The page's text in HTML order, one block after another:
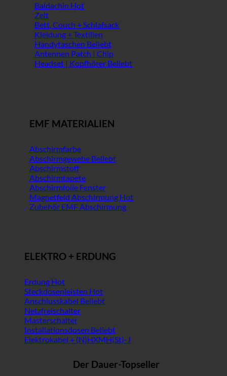
Baldachin
Zelt
Bett, Couch + Schlafsack
Kleidung + Textilien
Handytaschen
Antennen Patch | Chip
Headset | Kopfhörer
EMF MATERIALIEN
Abschirmfarbe
Abschirmgewebe
Abschirmstoff
Abschirmtapete
Abschirmfolie Fenster
Magnetfeld Abschirmung
Zubehör EMF Abschirmung
ELEKTRO + ERDUNG
Erdung
Steckdosenleisten
Anschlusskabel
Netzfreischalter
Masterschalter
Installationsdosen
Elektrokabel + (N)HXMH(St)-J
Der Dauer-Topseller